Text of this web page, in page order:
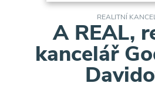
REALITNÍ
A REAL,
kancelář